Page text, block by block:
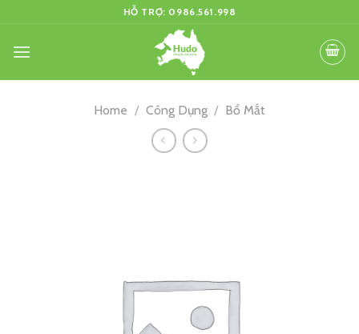
content
HỖ TRỢ: 0986.561.998
Home / Công Dụng / Bổ Mắt